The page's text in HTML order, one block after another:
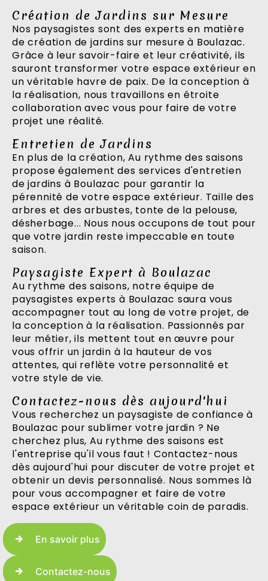
Création de Jardins sur Mesure
Nos paysagistes sont des experts en matière
de création de jardins sur mesure à Boulazac.
Grâce à leur savoir-faire et leur créativité, ils
sauront transformer votre espace extérieur en
un véritable havre de paix. De la conception à
la réalisation, nous travaillons en étroite
collaboration avec vous pour faire de votre
projet une réalité.
Entretien de Jardins
En plus de la création, Au rythme des saisons
propose également des services d'entretien
de jardins à Boulazac pour garantir la
pérennité de votre espace extérieur. Taille des
arbres et des arbustes, tonte de la pelouse,
désherbage... Nous nous occupons de tout pour
que votre jardin reste impeccable en toute
saison.
Paysagiste Expert à Boulazac
Au rythme des saisons, notre équipe de
paysagistes experts à Boulazac saura vous
accompagner tout au long de votre projet, de
la conception à la réalisation. Passionnés par
leur métier, ils mettent tout en œuvre pour
vous offrir un jardin à la hauteur de vos
attentes, qui reflète votre personnalité et
votre style de vie.
Contactez-nous dès aujourd'hui
Vous recherchez un paysagiste de confiance à
Boulazac pour sublimer votre jardin ? Ne
cherchez plus, Au rythme des saisons est
l'entreprise qu'il vous faut ! Contactez-nous
dès aujourd'hui pour discuter de votre projet et
obtenir un devis personnalisé. Nous sommes là
pour vous accompagner et faire de votre
espace extérieur un véritable coin de paradis.
En savoir plus
Contactez-nous